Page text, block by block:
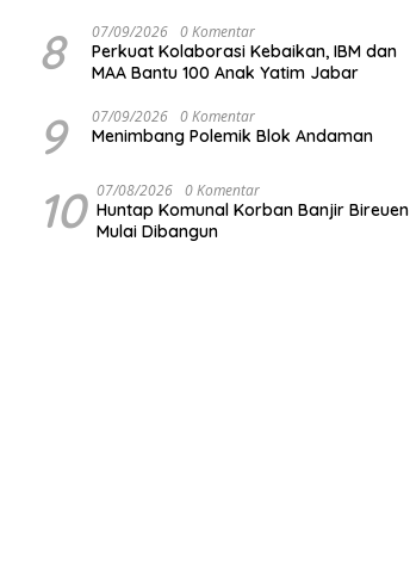
8 07/09/2026 0 Komentar
Perkuat Kolaborasi Kebaikan, IBM dan
MAA Bantu 100 Anak Yatim Jabar
9 07/09/2026 0 Komentar
Menimbang Polemik Blok Andaman
10 07/08/2026 0 Komentar
Huntap Komunal Korban Banjir Bireuen
Mulai Dibangun